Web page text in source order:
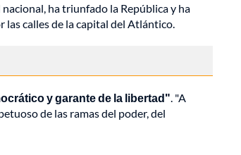
ha triunfado la República y ha
calles de la capital del Atlántico.
y garante de la libertad" . "A
de las ramas del poder, del